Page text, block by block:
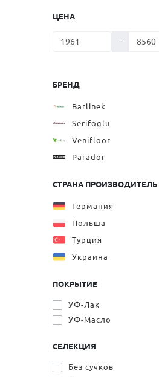
ЦЕНА
-
БРЕНД
Barlinek
Serifoglu
Venifloor
Parador
СТРАНА ПРОИЗВОДИТЕЛЬ
Германия
Польша
Турция
Украина
ПОКРЫТИЕ
УФ-Лак
УФ-Масло
СЕЛЕКЦИЯ
Без сучков